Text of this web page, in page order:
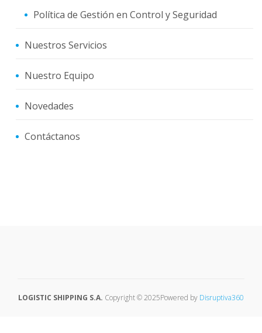
Política de Gestión en Control y Seguridad
Nuestros Servicios
Nuestro Equipo
Novedades
Contáctanos
LOGISTIC SHIPPING S.A. Copyright © 2025Powered by Disruptiva360